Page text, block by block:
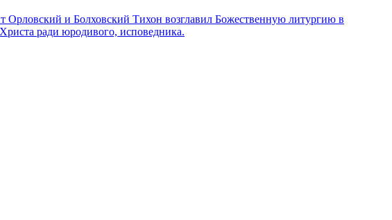
Орловский и Болховский Тихон возглавил Божественную литургию в
ради юродивого, исповедника.